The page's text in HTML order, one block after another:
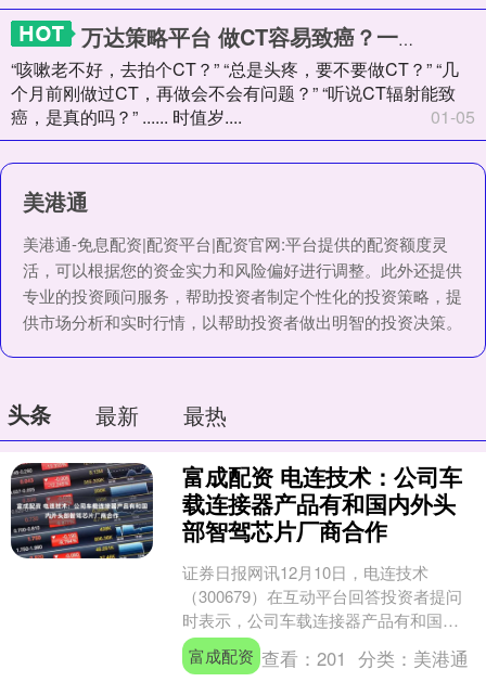
万达策略平台 做CT容易致癌？一年最多拍几次？医生解答
“咳嗽老不好，去拍个CT？” “总是头疼，要不要做CT？” “几
个月前刚做过CT，再做会不会有问题？” “听说CT辐射能致
癌，是真的吗？” ...... 时值岁....
01-05
美港通
美港通-免息配资|配资平台|配资官网:平台提供的配资额度灵
活，可以根据您的资金实力和风险偏好进行调整。此外还提供
专业的投资顾问服务，帮助投资者制定个性化的投资策略，提
供市场分析和实时行情，以帮助投资者做出明智的投资决策。
头条 最新 最热
富成配资 电连技术：公司车
载连接器产品有和国内外头
部智驾芯片厂商合作
证券日报网讯12月10日，电连技术
（300679）在互动平台回答投资者提问
时表示，公司车载连接器产品有和国内
外头部智驾芯片厂商合作，公司持续紧
跟行业发展趋势，精....
富成配资 查看： 201 分类： 美港通